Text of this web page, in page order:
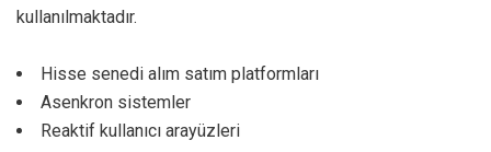
kullanılmaktadır.
Hisse senedi alım satım platformları
Asenkron sistemler
Reaktif kullanıcı arayüzleri